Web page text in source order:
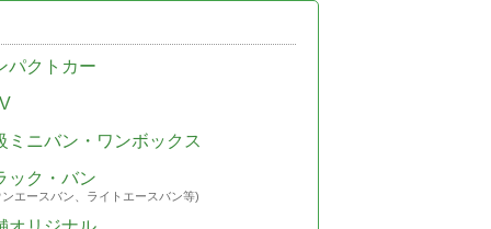
パクトカー
ミニバン・ワンボックス
ック・バン
エースバン、ライトエースバン等)